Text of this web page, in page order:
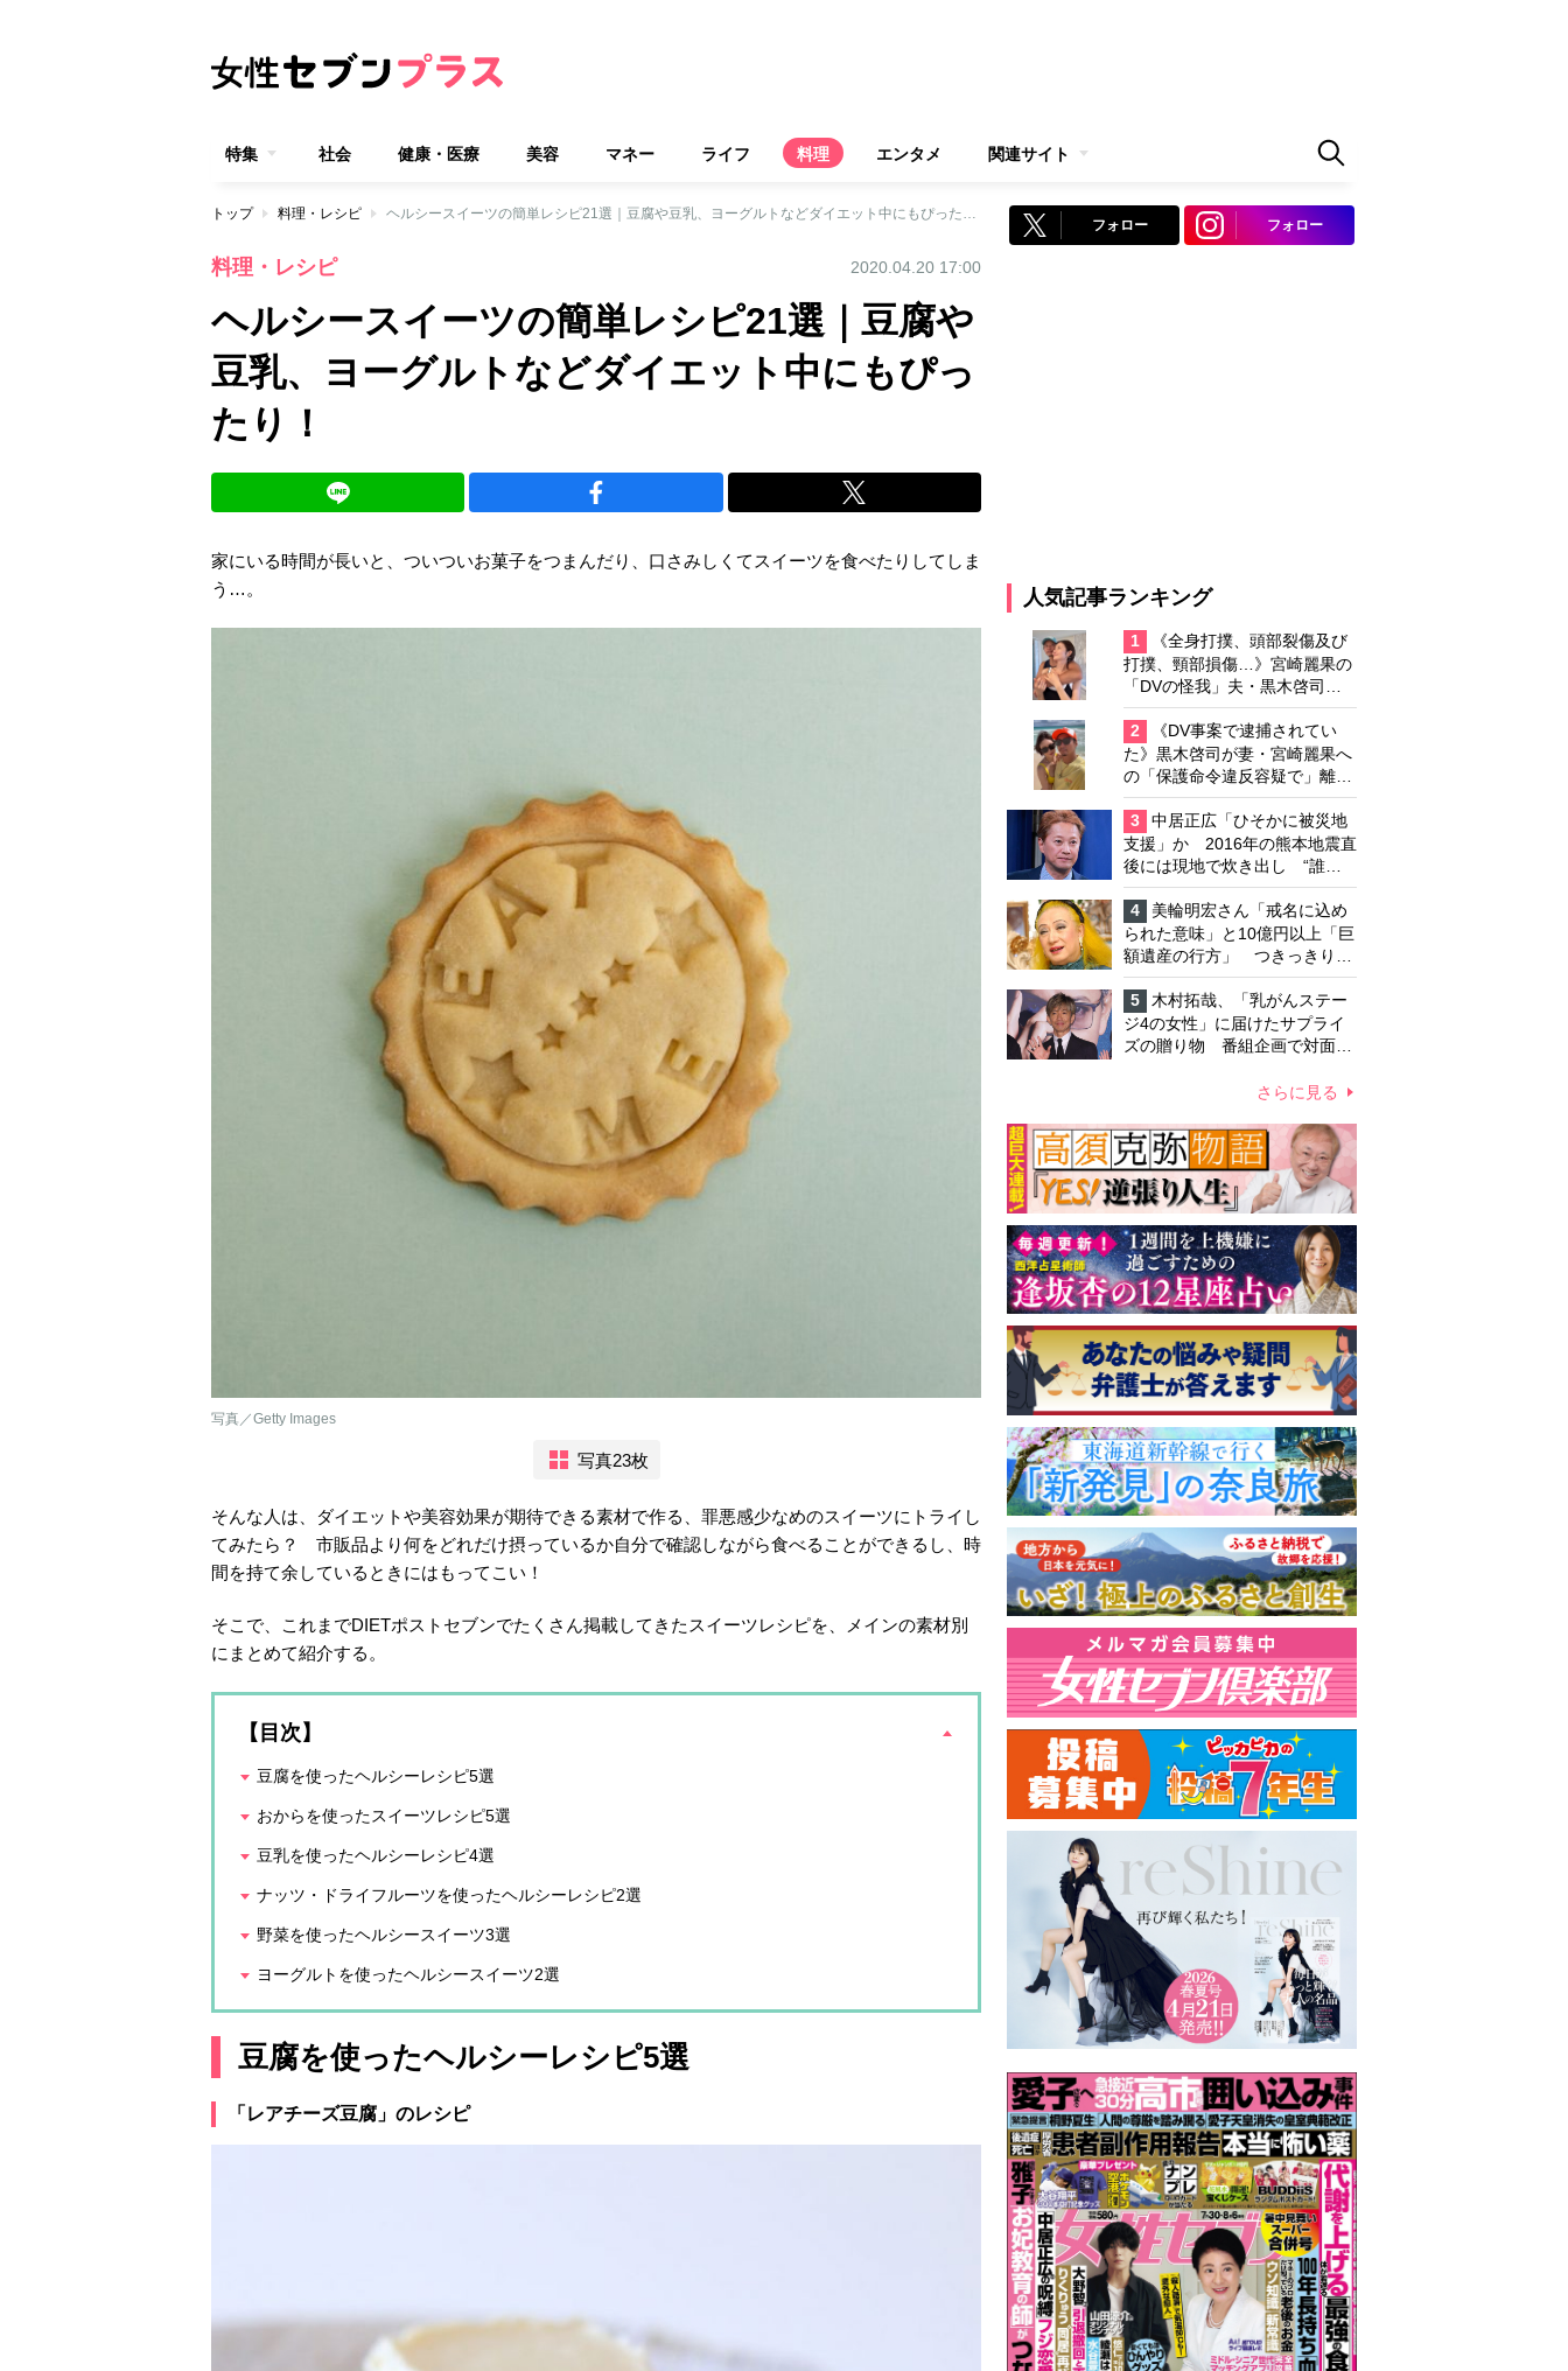
特集 社会 健康・医療 美容 マネー ライフ 料理 エンタメ 関連サイト
トップ 料理・レシピ ヘルシースイーツの簡単レシピ21選｜豆腐や豆乳、ヨーグルトなどダイエット中にもぴったり！
料理・レシピ 2020.04.20 17:00
ヘルシースイーツの簡単レシピ21選｜豆腐や
豆乳、ヨーグルトなどダイエット中にもぴっ
たり！
家にいる時間が長いと、ついついお菓子をつまんだり、口さみしくてスイーツを食べたりしてしま
う…。
写真／Getty Images
写真23枚
そんな人は、ダイエットや美容効果が期待できる素材で作る、罪悪感少なめのスイーツにトライし
てみたら？ 市販品より何をどれだけ摂っているか自分で確認しながら食べることができるし、時
間を持て余しているときにはもってこい！
そこで、これまでDIETポストセブンでたくさん掲載してきたスイーツレシピを、メインの素材別
にまとめて紹介する。
【目次】
豆腐を使ったヘルシーレシピ5選
おからを使ったスイーツレシピ5選
豆乳を使ったヘルシーレシピ4選
ナッツ・ドライフルーツを使ったヘルシーレシピ2選
野菜を使ったヘルシースイーツ3選
ヨーグルトを使ったヘルシースイーツ2選
豆腐を使ったヘルシーレシピ5選
「レアチーズ豆腐」のレシピ
フォロー フォロー
人気記事ランキング
1
《全身打撲、頭部裂傷及び
打撲、頸部損傷…》宮崎麗果の
「DVの怪我」夫・黒木啓司の
逮捕で始まる「夫婦の闘争」
2
《DV事案で逮捕されてい
た》黒木啓司が妻・宮崎麗果へ
の「保護命令違反容疑で」離婚
協議は「第二ステージ」へ
3
中居正広「ひそかに被災地
支援」か 2016年の熊本地震直
後には現地で炊き出し “誰に
も知られなくて良い”と、むし
ろ強まる福祉活動への思い
4
美輪明宏さん「戒名に込め
られた意味」と10億円以上「巨
額遺産の行方」 つきっきりで
私生活をサポートしていた元俳
優が相続か
5
木村拓哉、「乳がんステー
ジ4の女性」に届けたサプライ
ズの贈り物 番組企画で対面し
心遣いに「うれしくて号泣しま
さらに見る